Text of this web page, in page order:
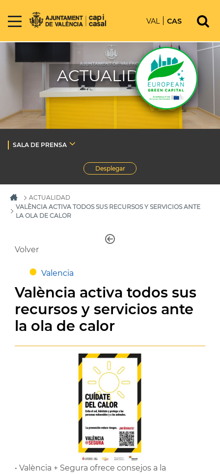
VAL CAS
ACTUALIDAD
SALA DE PRENSA
Desplegar
ACTUALIDAD
VALÈNCIA ACTIVA TODOS SUS RECURSOS Y SERVICIOS ANTE
LA OLA DE CALOR
Volver
Valencia
València activa todos sus
recursos y servicios ante
la ola de calor
• València + Segura ofrece consejos a la